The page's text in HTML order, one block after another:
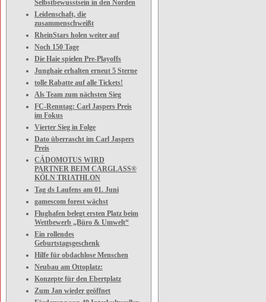
Selbstbewusstsein in den Norden
Leidenschaft, die
zusammenschweißt
RheinStars holen weiter auf
Noch 150 Tage
Die Haie spielen Pre-Playoffs
Junghaie erhalten erneut 5 Sterne
tolle Rabatte auf alle Tickets!
Als Team zum nächsten Sieg
FC-Renntag: Carl Jaspers Preis
im Fokus
Vierter Sieg in Folge
Dato überrascht im Carl Jaspers
Preis
CÁDOMOTUS WIRD
PARTNER BEIM CARGLASS®
KÖLN TRIATHLON
Tag ds Laufens am 01. Juni
gamescom forest wächst
Flughafen belegt ersten Platz beim
Wettbewerb „Büro & Umwelt“
Ein rollendes
Geburtstagsgeschenk
Hilfe für obdachlose Menschen
Neubau am Ottoplatz:
Konzepte für den Ebertplatz
Zum Jan wieder geöffnet